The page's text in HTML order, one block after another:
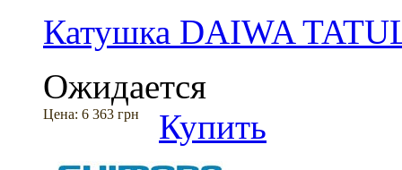
Катушка DAIWA
Ожидается
Цена: 6 363 грн Купить